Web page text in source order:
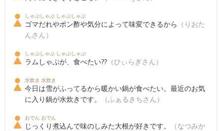
しゃぶしゃぶ しゃぶしゃぶ
ゴマだれやポン酢や気分によって味変できるから （りおた
んさん）
しゃぶしゃぶ しゃぶしゃぶ
ラムしゃぶが、食べたい?? （ひぃらぎさん）
水炊き 水炊き
今日は雪がふってるから暖かい鍋が食べたい。最近のお気
に入り鍋が水炊きです。
（ふぁるきちさん）
おでん おでん
じっくり煮込んで味のしみた大根が好きです。
（なつみか